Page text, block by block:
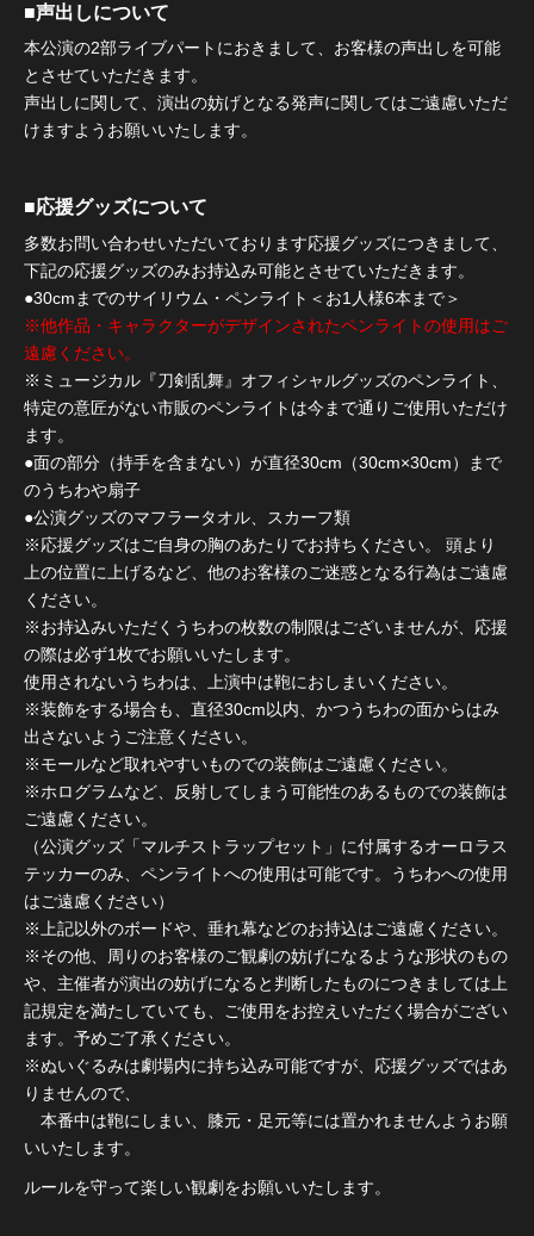
■声出しについて
本公演の2部ライブパートにおきまして、お客様の声出しを可能
とさせていただきます。
声出しに関して、演出の妨げとなる発声に関してはご遠慮いただ
けますようお願いいたします。
■応援グッズについて
多数お問い合わせいただいております応援グッズにつきまして、
下記の応援グッズのみお持込み可能とさせていただきます。
●30cmまでのサイリウム・ペンライト＜お1人様6本まで＞
※他作品・キャラクターがデザインされたペンライトの使用はご
遠慮ください。
※ミュージカル『刀剣乱舞』オフィシャルグッズのペンライト、
特定の意匠がない市販のペンライトは今まで通りご使用いただけ
ます。
●面の部分（持手を含まない）が直径30cm（30cm×30cm）まで
のうちわや扇子
●公演グッズのマフラータオル、スカーフ類
※応援グッズはご自身の胸のあたりでお持ちください。 頭より
上の位置に上げるなど、他のお客様のご迷惑となる行為はご遠慮
ください。
※お持込みいただくうちわの枚数の制限はございませんが、応援
の際は必ず1枚でお願いいたします。
使用されないうちわは、上演中は鞄におしまいください。
※装飾をする場合も、直径30cm以内、かつうちわの面からはみ
出さないようご注意ください。
※モールなど取れやすいものでの装飾はご遠慮ください。
※ホログラムなど、反射してしまう可能性のあるものでの装飾は
ご遠慮ください。
（公演グッズ「マルチストラップセット」に付属するオーロラス
テッカーのみ、ペンライトへの使用は可能です。うちわへの使用
はご遠慮ください）
※上記以外のボードや、垂れ幕などのお持込はご遠慮ください。
※その他、周りのお客様のご観劇の妨げになるような形状のもの
や、主催者が演出の妨げになると判断したものにつきましては上
記規定を満たしていても、ご使用をお控えいただく場合がござい
ます。予めご了承ください。
※ぬいぐるみは劇場内に持ち込み可能ですが、応援グッズではあ
りませんので、
本番中は鞄にしまい、膝元・足元等には置かれませんようお願
いいたします。
ルールを守って楽しい観劇をお願いいたします。